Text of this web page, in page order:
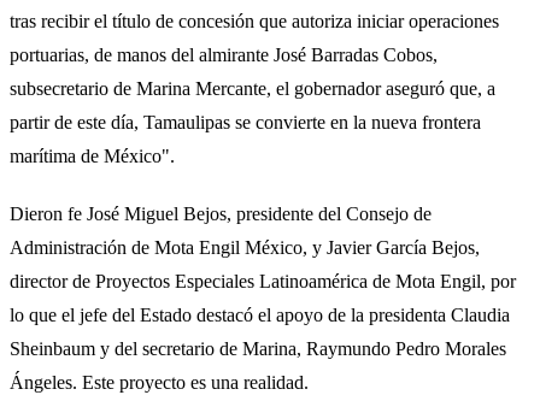
tras recibir el título de concesión que autoriza iniciar operaciones
portuarias, de manos del almirante José Barradas Cobos,
subsecretario de Marina Mercante, el gobernador aseguró que, a
partir de este día, Tamaulipas se convierte en la nueva frontera
marítima de México".
Dieron fe José Miguel Bejos, presidente del Consejo de
Administración de Mota Engil México, y Javier García Bejos,
director de Proyectos Especiales Latinoamérica de Mota Engil, por
lo que el jefe del Estado destacó el apoyo de la presidenta Claudia
Sheinbaum y del secretario de Marina, Raymundo Pedro Morales
Ángeles. Este proyecto es una realidad.